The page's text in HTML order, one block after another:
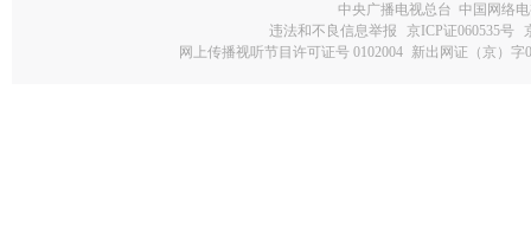
中央广播电视总台 中国网络
违法和不良信息举报
京ICP证060535号
网上传播视听节目许可证号 0102004 新出网证（京）